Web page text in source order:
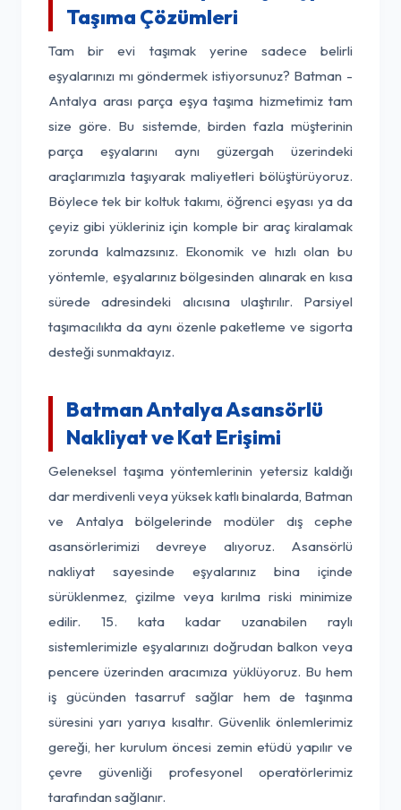
Taşıma Çözümleri
Tam bir evi taşımak yerine sadece belirli
eşyalarınızı mı göndermek istiyorsunuz? Batman -
Antalya arası parça eşya taşıma hizmetimiz tam
size göre. Bu sistemde, birden fazla müşterinin
parça eşyalarını aynı güzergah üzerindeki
araçlarımızla taşıyarak maliyetleri bölüştürüyoruz.
Böylece tek bir koltuk takımı, öğrenci eşyası ya da
çeyiz gibi yükleriniz için komple bir araç kiralamak
zorunda kalmazsınız. Ekonomik ve hızlı olan bu
yöntemle, eşyalarınız bölgesinden alınarak en kısa
sürede adresindeki alıcısına ulaştırılır. Parsiyel
taşımacılıkta da aynı özenle paketleme ve sigorta
desteği sunmaktayız.
Batman Antalya Asansörlü
Nakliyat ve Kat Erişimi
Geleneksel taşıma yöntemlerinin yetersiz kaldığı
dar merdivenli veya yüksek katlı binalarda, Batman
ve Antalya bölgelerinde modüler dış cephe
asansörlerimizi devreye alıyoruz. Asansörlü
nakliyat sayesinde eşyalarınız bina içinde
sürüklenmez, çizilme veya kırılma riski minimize
edilir. 15. kata kadar uzanabilen raylı
sistemlerimizle eşyalarınızı doğrudan balkon veya
pencere üzerinden aracımıza yüklüyoruz. Bu hem
iş gücünden tasarruf sağlar hem de taşınma
süresini yarı yarıya kısaltır. Güvenlik önlemlerimiz
gereği, her kurulum öncesi zemin etüdü yapılır ve
çevre güvenliği profesyonel operatörlerimiz
tarafından sağlanır.